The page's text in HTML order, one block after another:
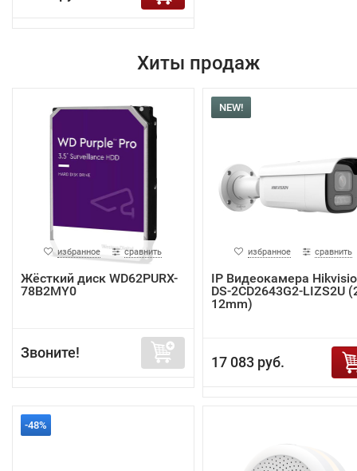
Хиты продаж
избранное сравнить
Жёсткий диск WD62PURX-
78B2MY0
Звоните!
NEW!
избранное сравнить
IP Видеокамера
DS-2CD2643G2-LIZS2U
12mm)
17 083 руб.
-48%